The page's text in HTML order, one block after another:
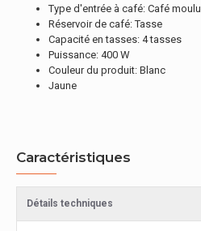
Type d'entrée à café: Café moulu
Réservoir de café: Tasse
Capacité en tasses: 4 tasses
Puissance: 400 W
Couleur du produit: Blanc
Jaune
Caractéristiques
Détails techniques